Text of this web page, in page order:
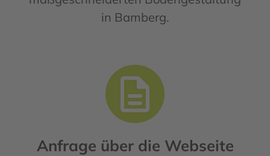
in Bamberg.
Anfrage über die Webseite